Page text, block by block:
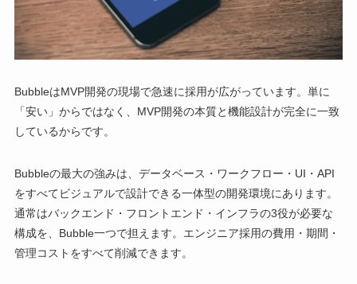
BubbleはMVP開発の現場で急速に採用が広がっています。単に
「安い」からではなく、MVP開発の本質と機能設計が完全に一致
しているからです。
Bubbleの最大の強みは、データベース・ワークフロー・UI・API
をすべてビジュアルで設計できる一体型の開発環境にあります。
通常はバックエンド・フロントエンド・インフラの3役が必要な
構成を、Bubble一つで担えます。エンジニア採用の費用・期間・
管理コストをすべて削減できます。